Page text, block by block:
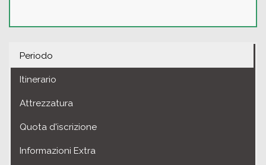
Periodo
Itinerario
Attrezzatura
Quota d'iscrizione
Informazioni Extra